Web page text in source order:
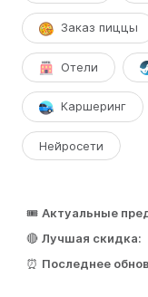
Заказ пиццы
Отели
Каршеринг
Нейросети
🎟️ Актуальные
🔴 Лучшая скидка:
⏰ Последнее